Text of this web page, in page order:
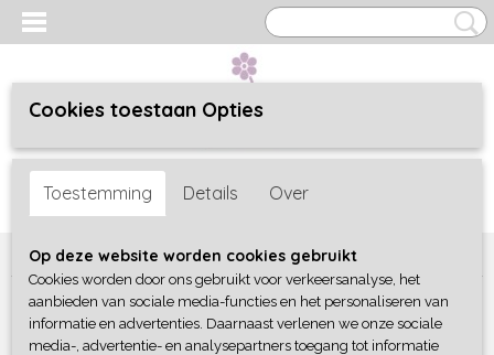
Inloggen Registreren
Home >Woonaccessoires>Landelijk> Pot oval Old grey
Cookies toestaan Opties
Toestemming Details Over
Op deze website worden cookies gebruikt
Cookies worden door ons gebruikt voor verkeersanalyse, het
aanbieden van sociale media-functies en het personaliseren van
informatie en advertenties. Daarnaast verlenen we onze sociale
media-, advertentie- en analysepartners toegang tot informatie